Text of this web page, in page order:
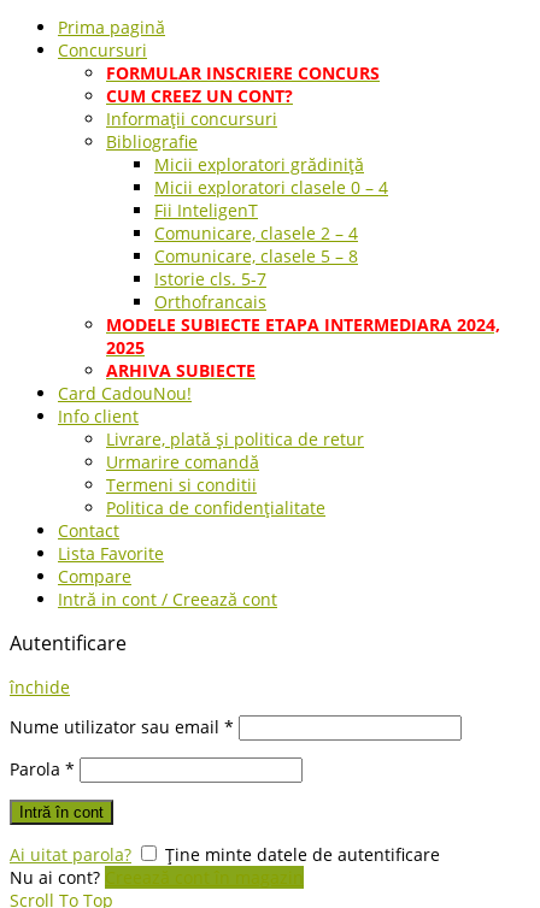
Prima pagină
Concursuri
FORMULAR INSCRIERE CONCURS
CUM CREEZ UN CONT?
Informații concursuri
Bibliografie
Micii exploratori grădiniță
Micii exploratori clasele 0 – 4
Fii InteligenT
Comunicare, clasele 2 – 4
Comunicare, clasele 5 – 8
Istorie cls. 5-7
Orthofrancais
MODELE SUBIECTE ETAPA INTERMEDIARA 2024,
2025
ARHIVA SUBIECTE
Card CadouNou!
Info client
Livrare, plată și politica de retur
Urmarire comandă
Termeni si conditii
Politica de confidențialitate
Contact
Lista Favorite
Compare
Intră in cont / Creează cont
Autentificare
închide
Nume utilizator sau email *
Parola *
Intră în cont
Ai uitat parola?
Ține minte datele de autentificare
Nu ai cont? Creează cont în magazin
Scroll To Top